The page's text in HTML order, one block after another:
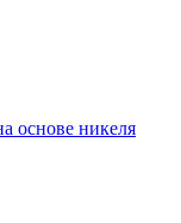
основе никеля